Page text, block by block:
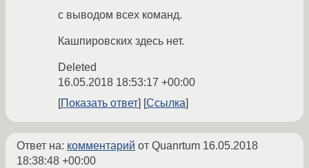
с выводом всех команд.
Кашпировских здесь нет.
Deleted
16.05.2018 18:53:17 +00:00
Показать ответ
Ссылка
Ответ на: комментарий от Quanrtum 16.05.2018
18:38:48 +00:00